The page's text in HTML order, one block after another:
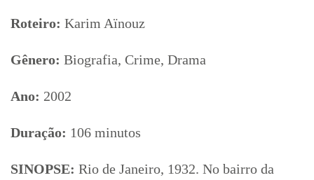
Roteiro: Karim Aïnouz
Gênero: Biografia, Crime, Drama
Ano: 2002
Duração: 106 minutos
SINOPSE: Rio de Janeiro, 1932. No bairro da